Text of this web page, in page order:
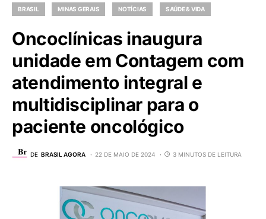
BRASIL MINAS GERAIS NOTÍCIAS SAÚDE & VIDA
Oncoclínicas inaugura
unidade em Contagem com
atendimento integral e
multidisciplinar para o
paciente oncológico
DE BRASIL AGORA 22 DE MAIO DE 2024 3 MINUTOS DE LEITURA